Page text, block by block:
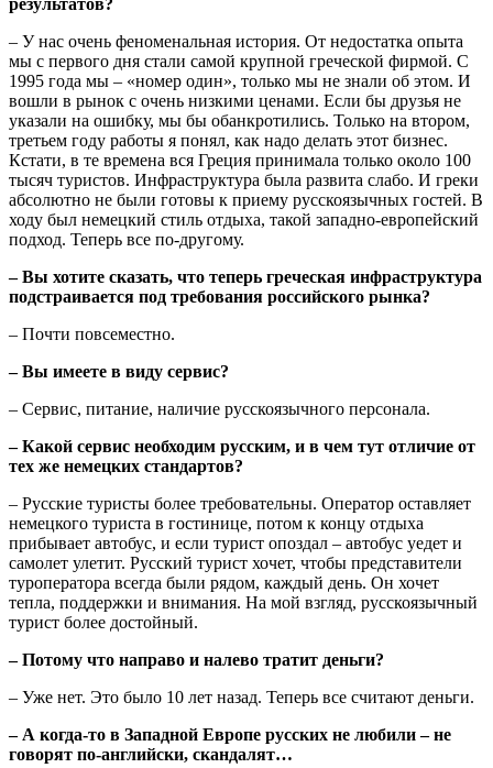
– У нас очень феноменальная история. От недостатка опыта
мы с первого дня стали самой крупной греческой фирмой. С
1995 года мы – «номер один», только мы не знали об этом. И
вошли в рынок с очень низкими ценами. Если бы друзья не
указали на ошибку, мы бы обанкротились. Только на втором,
третьем году работы я понял, как надо делать этот бизнес.
Кстати, в те времена вся Греция принимала только около 100
тысяч туристов. Инфраструктура была развита слабо. И греки
абсолютно не были готовы к приему русскоязычных гостей. В
ходу был немецкий стиль отдыха, такой западно-европейский
подход. Теперь все по-другому.
– Вы хотите сказать, что теперь греческая инфраструктура
подстраивается под требования российского рынка?
– Почти повсеместно.
– Вы имеете в виду сервис?
– Сервис, питание, наличие русскоязычного персонала.
– Какой сервис необходим русским, и в чем тут отличие от
тех же немецких стандартов?
– Русские туристы более требовательны. Оператор оставляет
немецкого туриста в гостинице, потом к концу отдыха
прибывает автобус, и если турист опоздал – автобус уедет и
самолет улетит. Русский турист хочет, чтобы представители
туроператора всегда были рядом, каждый день. Он хочет
тепла, поддержки и внимания. На мой взгляд, русскоязычный
турист более достойный.
– Потому что направо и налево тратит деньги?
– Уже нет. Это было 10 лет назад. Теперь все считают деньги.
– А когда-то в Западной Европе русских не любили – не
говорят по-английски, скандалят…